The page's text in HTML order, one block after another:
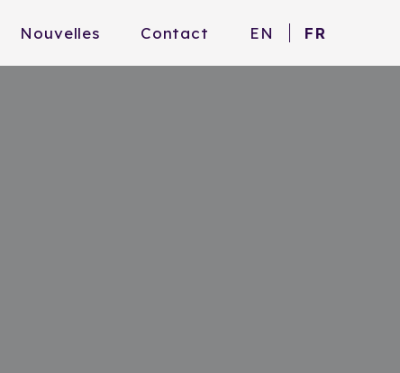
Nouvelles Contact EN FR